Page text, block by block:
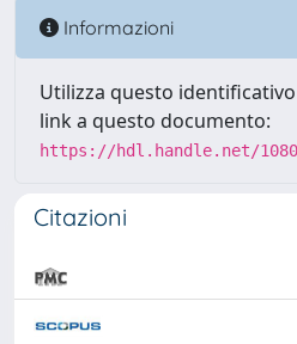
Informazioni
Utilizza questo
link a questo documento:
https://hdl.handle.net/
Citazioni